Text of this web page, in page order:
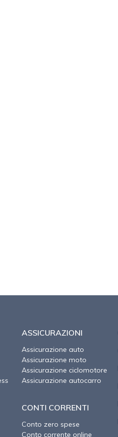
ASSICURAZIONI
Assicurazione auto
Assicurazione moto
Assicurazione ciclomotore
Assicurazione autocarro
CONTI CORRENTI
Conto zero spese
Conto corrente online